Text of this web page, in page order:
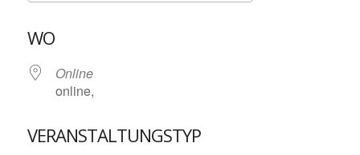
WO
Online
online,
VERANSTALTUNGSTYP